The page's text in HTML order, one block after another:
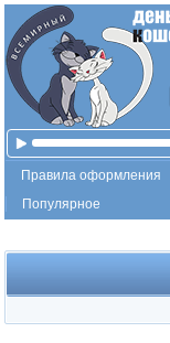
Правила оформления
Популярное